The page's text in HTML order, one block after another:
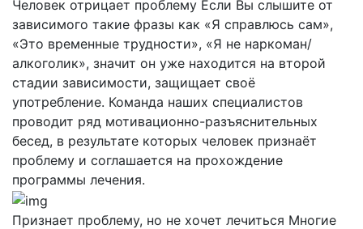
Человек отрицает проблему Если Вы слышите от
зависимого такие фразы как «Я справлюсь сам»,
«Это временные трудности», «Я не наркоман/
алкоголик», значит он уже находится на второй
стадии зависимости, защищает своё
употребление. Команда наших специалистов
проводит ряд мотивационно-разъяснительных
бесед, в результате которых человек признаёт
проблему и соглашается на прохождение
программы лечения.
Признает проблему, но не хочет лечиться Многие